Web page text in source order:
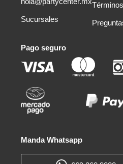
Sucursales
Pago seguro
Manda Whatsapp